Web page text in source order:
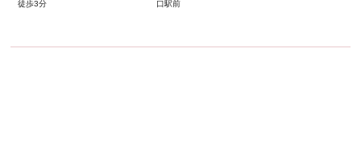
徒歩3分
口駅前